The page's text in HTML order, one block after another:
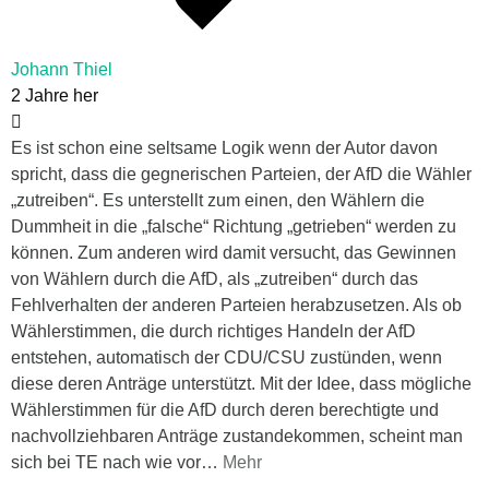
Johann Thiel
2 Jahre her
Es ist schon eine seltsame Logik wenn der Autor davon
spricht, dass die gegnerischen Parteien, der AfD die Wähler
„zutreiben“. Es unterstellt zum einen, den Wählern die
Dummheit in die „falsche“ Richtung „getrieben“ werden zu
können. Zum anderen wird damit versucht, das Gewinnen
von Wählern durch die AfD, als „zutreiben“ durch das
Fehlverhalten der anderen Parteien herabzusetzen. Als ob
Wählerstimmen, die durch richtiges Handeln der AfD
entstehen, automatisch der CDU/CSU zustünden, wenn
diese deren Anträge unterstützt. Mit der Idee, dass mögliche
Wählerstimmen für die AfD durch deren berechtigte und
nachvollziehbaren Anträge zustandekommen, scheint man
sich bei TE nach wie vor… Mehr